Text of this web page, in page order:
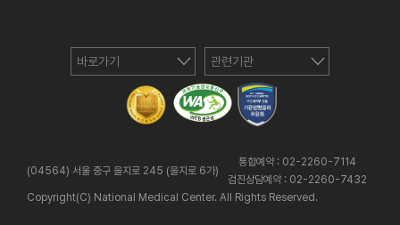
(04564) 서울 중구 을지로 245 (을지로 6가)
통합예약 : 02-2260-7114
검진상담예약 : 02-2260-7432
Copyright(C) National Medical Center. All Rights Reserved.
바로가기 관련기관